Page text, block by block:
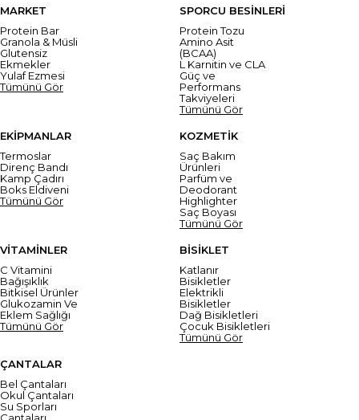
MARKET
Protein Bar
Granola & Müsli
Glutensiz
Ekmekler
Yulaf Ezmesi
Tümünü Gör
SPORCU BESİNLERİ
Protein Tozu
Amino Asit
(BCAA)
L Karnitin ve CLA
Güç ve
Performans
Takviyeleri
Tümünü Gör
EKİPMANLAR
Termoslar
Direnç Bandı
Kamp Çadırı
Boks Eldiveni
Tümünü Gör
KOZMETİK
Saç Bakım
Ürünleri
Parfüm ve
Deodorant
Highlighter
Saç Boyası
Tümünü Gör
VİTAMİNLER
C Vitamini
Bağışıklık
Bitkisel Ürünler
Glukozamin Ve
Eklem Sağlığı
Tümünü Gör
BİSİKLET
Katlanır
Bisikletler
Elektrikli
Bisikletler
Dağ Bisikletleri
Çocuk Bisikletleri
Tümünü Gör
ÇANTALAR
Bel Çantaları
Okul Çantaları
Su Sporları